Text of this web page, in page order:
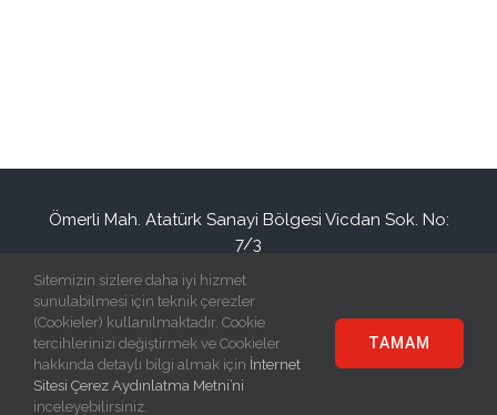
Ömerli Mah. Atatürk Sanayi Bölgesi Vicdan Sok. No:
7/3
+90(212) 886 94 34
© Copyright2026 | Eraplast Elektrik San. ve Tic. A.Ş | All Rights
Sitemizin sizlere daha iyi hizmet
sunulabilmesi için teknik çerezler
(Cookieler) kullanılmaktadır. Cookie
tercihlerinizi değiştirmek ve Cookieler
hakkında detaylı bilgi almak için İnternet
Sitesi Çerez Aydınlatma Metni’ni
inceleyebilirsiniz.
TAMAM